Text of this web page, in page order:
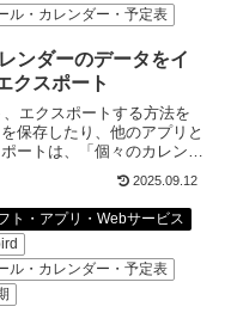
ル・カレンダー・予定表
ンダーのデータをイ
クスポート
エクスポートする方法を
保存したり、他のアプリと
ートは、「個々のカレンダ
2025.09.12
ト・アプリ・Webサービス
ル・カレンダー・予定表